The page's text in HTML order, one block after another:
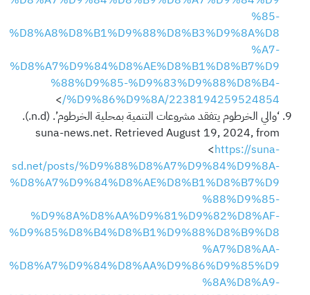
%85-
%D8%A8%D8%B1%D9%88%D8%B3%D9%8A%D8
%A7-
%D8%A7%D9%84%D8%AE%D8%B1%D8%B7%D9
%88%D9%85-%D9%83%D9%88%D8%B4-
%D9%86%D9%8A/2238194259524854/
>
‘والي الخرطوم يتفقد مشروعات التنمية بمحلية الخرطوم’. (n.d.).
suna-news.net. Retrieved August 19, 2024, from
<https://suna-
sd.net/posts/%D9%88%D8%A7%D9%84%D9%8A-
%D8%A7%D9%84%D8%AE%D8%B1%D8%B7%D9
%88%D9%85-
%D9%8A%D8%AA%D9%81%D9%82%D8%AF-
%D9%85%D8%B4%D8%B1%D9%88%D8%B9%D8
%A7%D8%AA-
%D8%A7%D9%84%D8%AA%D9%86%D9%85%D9
%8A%D8%A9-